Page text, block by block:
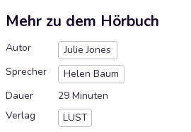
Mehr zu dem Hörbuch
Autor
Julie Jones
Sprecher
Helen Baum
Dauer
29 Minuten
Verlag
LUST